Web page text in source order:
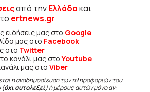
από τηνΕλλάδακαι
ertnews.gr
ειδήσεις μας στο Google
μας στο Facebook
στο Twitter
κανάλι μας στοYoutube
μας στο Viber
η αναδημοσίευση των πληροφοριών του
(όχι αυτολεξεί) ή μέρους αυτών μόνο αν: